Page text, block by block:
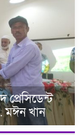
মঈন খান